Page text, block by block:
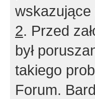
wskazujące
2. Przed
był
takiego
Forum.